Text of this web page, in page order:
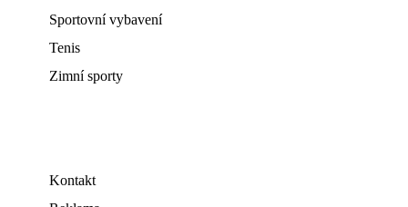
Sportovní vybavení
Tenis
Zimní sporty
Kontakt